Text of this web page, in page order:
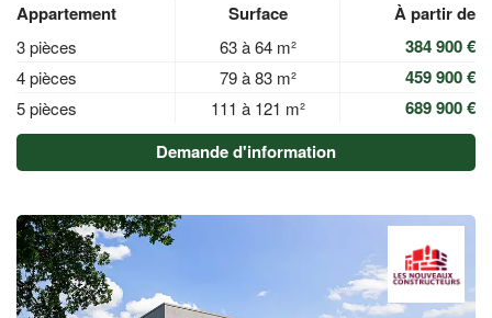
Appartement Surface À partir de
3 pièces 63 à 64 m² 384 900 €
4 pièces 79 à 83 m² 459 900 €
5 pièces 111 à 121 m²
689 900 €
Demande d'information